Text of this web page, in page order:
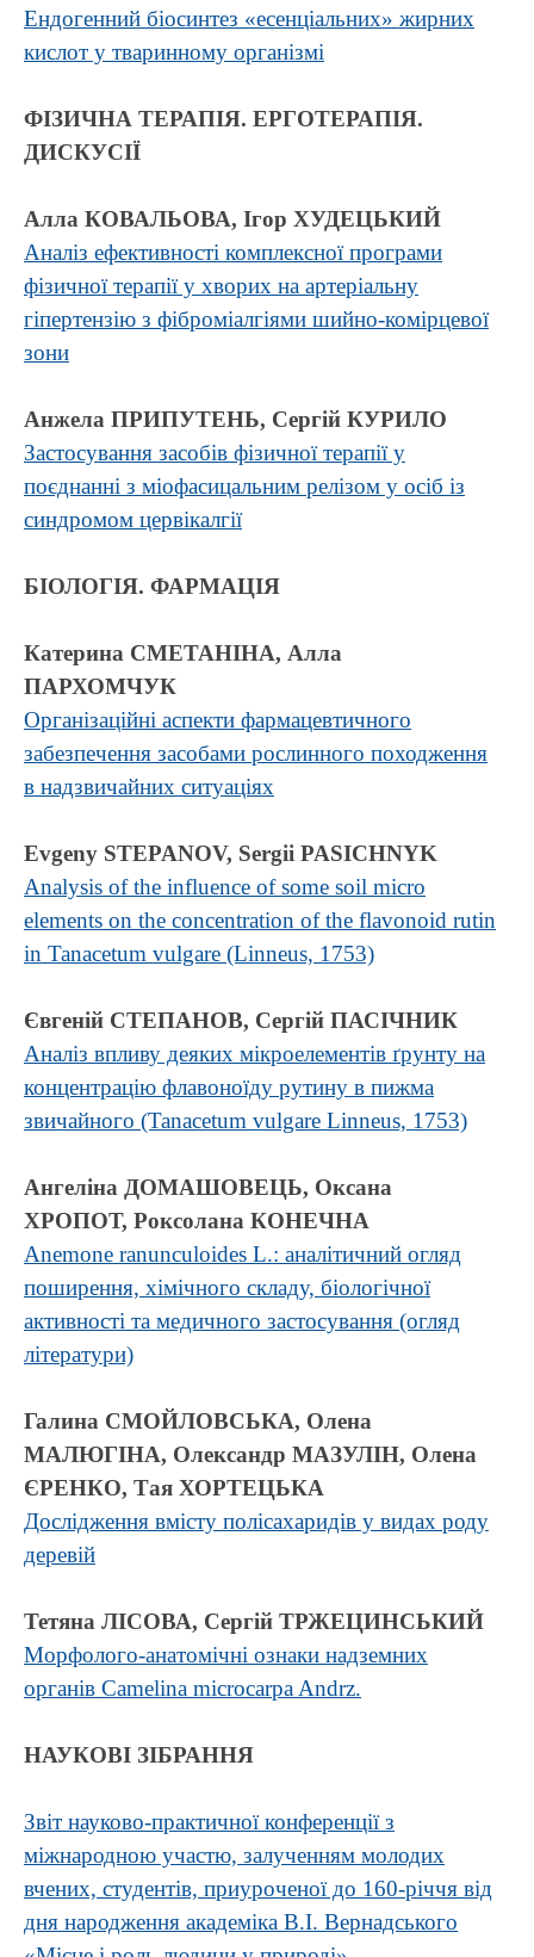
Ендогенний біосинтез «есенціальних» жирних
кислот у тваринному організмі
ФІЗИЧНА ТЕРАПІЯ. ЕРГОТЕРАПІЯ.
ДИСКУСІЇ
Алла КОВАЛЬОВА, Ігор ХУДЕЦЬКИЙ
Аналіз ефективності комплексної програми
фізичної терапії у хворих на артеріальну
гіпертензію з фіброміалгіями шийно-комірцевої
зони
Анжела ПРИПУТЕНЬ, Сергій КУРИЛО
Застосування засобів фізичної терапії у
поєднанні з міофасицальним релізом у осіб із
синдромом цервікалгії
БІОЛОГІЯ. ФАРМАЦІЯ
Катерина СМЕТАНІНА, Алла
ПАРХОМЧУК
Організаційні аспекти фармацевтичного
забезпечення засобами рослинного походження
в надзвичайних ситуаціях
Evgeny STEPANOV, Sergii PASICHNYK
Analysis of the influence of some soil micro
elements on the concentration of the flavonoid rutin
in Tanacetum vulgare (Linneus, 1753)
Євгеній СТЕПАНОВ, Сергій ПАСІЧНИК
Аналіз впливу деяких мікроелементів ґрунту на
концентрацію флавоноїду рутину в пижма
звичайного (Tanacetum vulgare Linneus, 1753)
Ангеліна ДОМАШОВЕЦЬ, Оксана
ХРОПОТ, Роксолана КОНЕЧНА
Anemone ranunculoides L.: аналітичний огляд
поширення, хімічного складу, біологічної
активності та медичного застосування (огляд
літератури)
Галина СМОЙЛОВСЬКА, Олена
МАЛЮГІНА, Олександр МАЗУЛІН, Олена
ЄРЕНКО, Тая ХОРТЕЦЬКА
Дослідження вмісту полісахаридів у видах роду
деревій
Тетяна ЛІСОВА, Сергій ТРЖЕЦИНСЬКИЙ
Морфолого-анатомічні ознаки надземних
органів Camelina microcarpa Andrz.
НАУКОВІ ЗІБРАННЯ
Звіт науково-практичної конференції з
міжнародною участю, залученням молодих
вчених, студентів, приуроченої до 160-річчя від
дня народження академіка В.І. Вернадського